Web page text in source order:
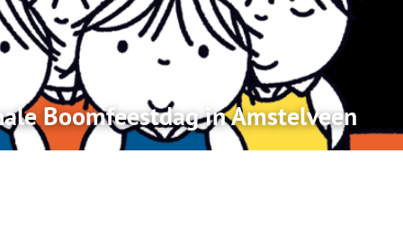
Boomfeestdag in Amstelveen